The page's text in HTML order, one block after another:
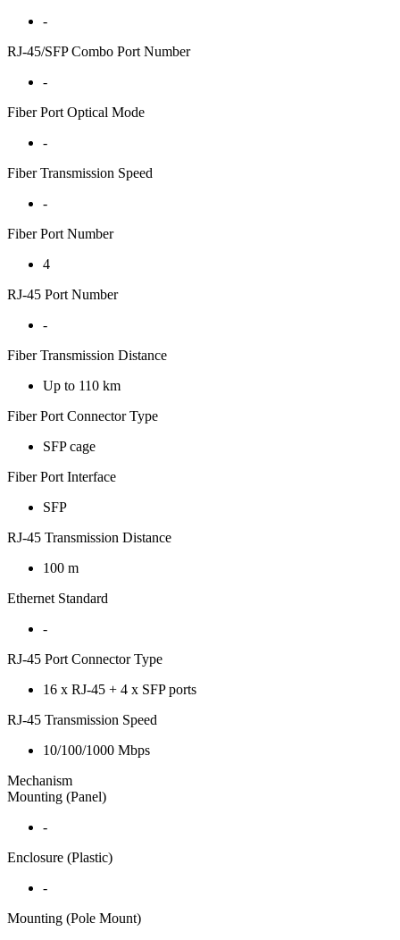
-
RJ-45/SFP Combo Port Number
-
Fiber Port Optical Mode
-
Fiber Transmission Speed
-
Fiber Port Number
4
RJ-45 Port Number
-
Fiber Transmission Distance
Up to 110 km
Fiber Port Connector Type
SFP cage
Fiber Port Interface
SFP
RJ-45 Transmission Distance
100 m
Ethernet Standard
-
RJ-45 Port Connector Type
16 x RJ-45 + 4 x SFP ports
RJ-45 Transmission Speed
10/100/1000 Mbps
Mechanism
Mounting (Panel)
-
Enclosure (Plastic)
-
Mounting (Pole Mount)